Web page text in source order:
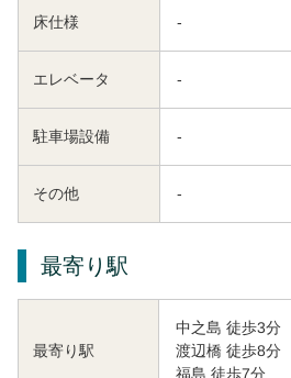
床仕様 -
エレベータ -
駐車場設備 -
その他 -
最寄り駅
最寄り駅
中之島 徒歩3分
渡辺橋 徒歩8分
福島 徒歩7分